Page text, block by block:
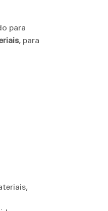
para
, para